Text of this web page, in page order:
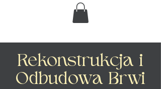
Rekonstrukcja i
Odbudowa Brwi